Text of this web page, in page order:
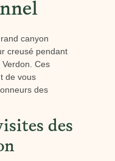
canyon
creusé pendant
Ces
de vous
des
des